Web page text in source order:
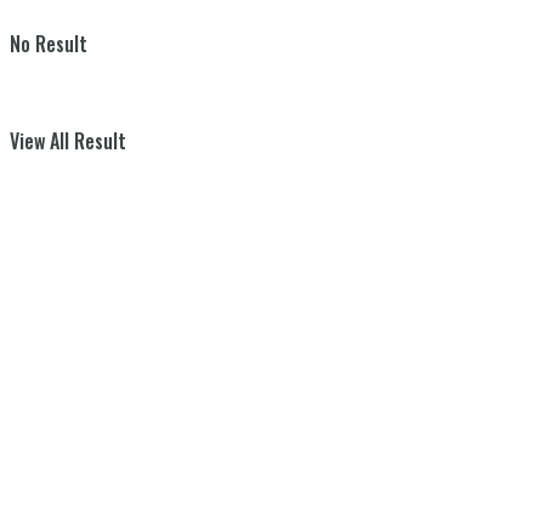
No Result
View All Result